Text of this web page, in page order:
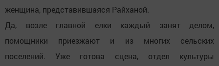
женщина, представившаяся Райханой.
Да, возле главной елки каждый занят делом,
помощники приезжают и из многих сельских
поселений. Уже готова сцена, отдел культуры